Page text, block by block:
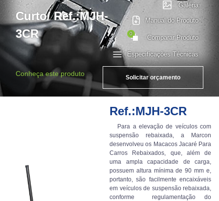
Curto/ Ref.:MJH-
3CR
Especificações Técnicas
Galeria
Manual do Produto
0 Comparar Produto
Conheça este produto Solicitar orçamento
Ref.:MJH-3CR
Para a elevação de veículos com
suspensão rebaixada, a Marcon
desenvolveu os Macacos Jacaré Para
Carros Rebaixados, que, além de
uma ampla capacidade de carga,
possuem altura mínima de 90 mm e,
portanto, são facilmente encaixáveis
em veículos de suspensão rebaixada,
conforme regulamentação do